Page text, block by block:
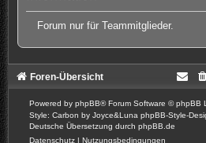
Forum nur für Teammitglieder.
Foren-Übersicht
Powered by phpBB® Forum Software © phpBB
Style: Carbon by Joyce&Luna phpBB-Style-
Deutsche Übersetzung durch phpBB.de
Datenschutz | Nutzungsbedingungen